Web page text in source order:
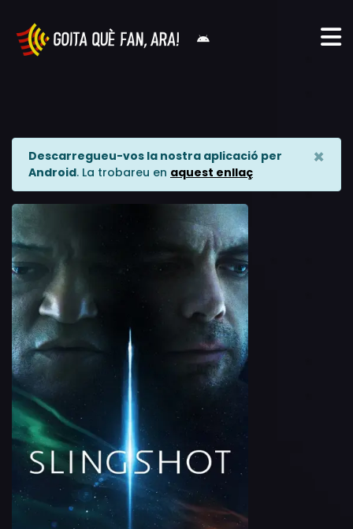
Descarregueu-vos la nostra aplicació per
Android. La trobareu en aquest enllaç
×